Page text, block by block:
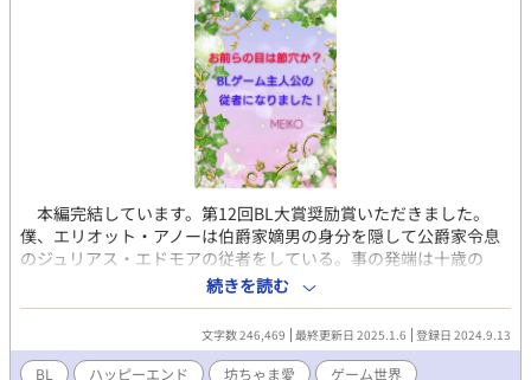
本編完結しています。第12回BL大賞奨励賞いただきました。
僕、エリオット・アノーは伯爵家嫡男の身分を隠して公爵家令息
のジュリアス・エドモアの従者をしている。事の発端は十歳の
時…家族から虐げられていた僕は、我慢の限界で田舎の領地から
家を出て来た。もう二度と戻る事はないと己の身分を捨て、心機
一転王都へやって来たものの、現実は厳しく死にかける僕。薄汚
い格好でフラフラと彷徨っている所を救ってくれたのが完璧貴公
子ジュリアスだ。だけど初めて会った時、不思議な感覚を覚え
続きを読む
文字数 246,469 最終更新日 2025.1.6 登録日 2024.9.13
BL ハッピーエンド 坊ちゃま愛 ゲーム世界